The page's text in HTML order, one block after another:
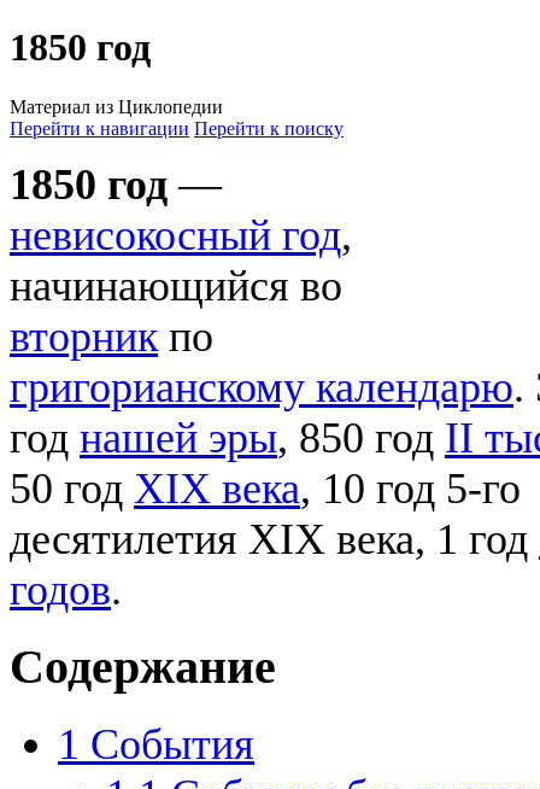
1850 год
Материал из Циклопедии
Перейти к навигации Перейти к поиску
1850 год —
невисокосный год,
начинающийся во
вторник по
григорианскому календарю.
год нашей эры, 850 год II
50 год XIX века, 10 год 5-го
десятилетия XIX века, 1 год
годов.
Содержание
1 События